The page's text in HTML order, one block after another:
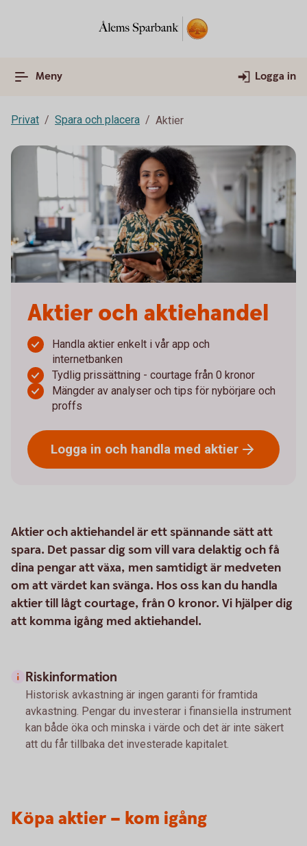
Meny Logga in
Privat Spara och placera Aktier
Aktier och aktiehandel
Handla aktier enkelt i vår app och
internetbanken
Tydlig prissättning - courtage från 0 kronor
Mängder av analyser och tips för nybörjare och
proffs
Logga in och handla med aktier
Aktier och aktiehandel är ett spännande sätt att
spara. Det passar dig som vill vara delaktig och få
dina pengar att växa, men samtidigt är medveten
om att värdet kan svänga. Hos oss kan du handla
aktier till lågt courtage, från 0 kronor. Vi hjälper dig
att komma igång med aktiehandel.
Riskinformation
Historisk avkastning är ingen garanti för framtida
avkastning. Pengar du investerar i finansiella instrument
kan både öka och minska i värde och det är inte säkert
att du får tillbaka det investerade kapitalet.
Köpa aktier – kom igång